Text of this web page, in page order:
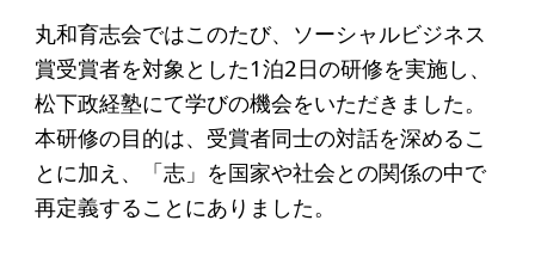
起業を考えている
みなさんへ
応援したいみなさんへ
財団概要
丸和育志会ではこのたび、ソーシャルビジネス
賞受賞者を対象とした1泊2日の研修を実施し、
松下政経塾にて学びの機会をいただきました。
本研修の目的は、受賞者同士の対話を深めるこ
とに加え、「志」を国家や社会との関係の中で
再定義することにありました。